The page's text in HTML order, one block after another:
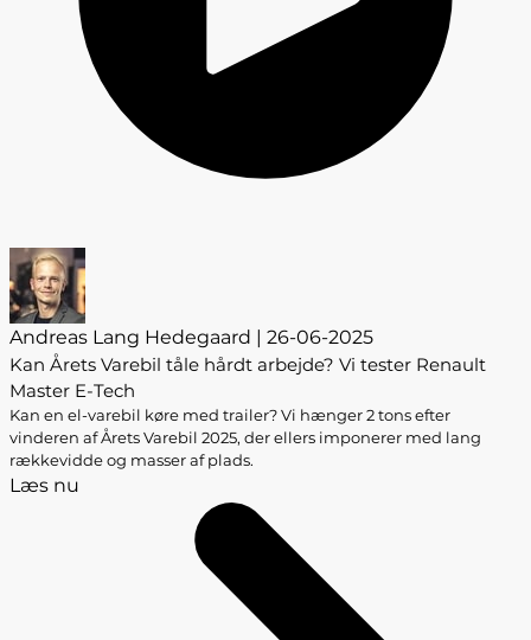
Andreas Lang Hedegaard | 26-06-2025
Kan Årets Varebil tåle hårdt arbejde? Vi tester Renault
Master E-Tech
Kan en el-varebil køre med trailer? Vi hænger 2 tons efter
vinderen af Årets Varebil 2025, der ellers imponerer med lang
rækkevidde og masser af plads.
Læs nu